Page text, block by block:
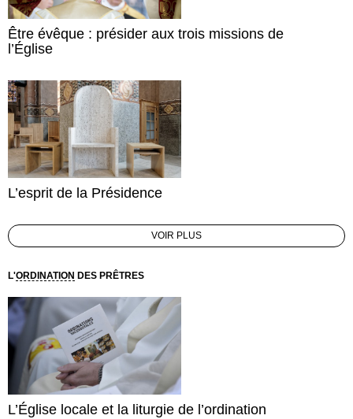
Être évêque : présider aux trois missions de
l’Église
L’esprit de la Présidence
VOIR PLUS
L'ORDINATION DES PRÊTRES
L’Église locale et la liturgie de l’ordination